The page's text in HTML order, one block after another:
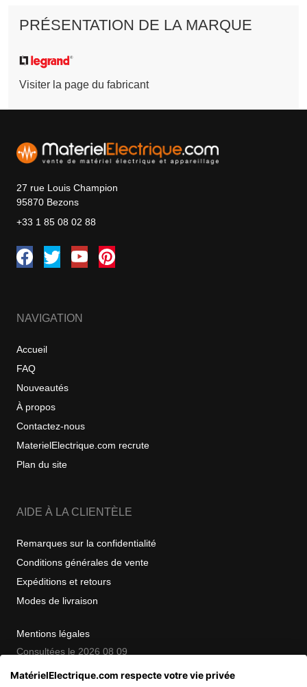
PRÉSENTATION DE LA MARQUE
Visiter la page du fabricant
27 rue Louis Champion
95870 Bezons
+33 1 85 08 02 88
NAVIGATION
Accueil
FAQ
Nouveautés
À propos
Contactez-nous
MaterielElectrique.com recrute
Plan du site
AIDE À LA CLIENTÈLE
Remarques sur la confidentialité
Conditions générales de vente
Expéditions et retours
Modes de livraison
Mentions légales
Consultées le 2026 08 09
MatérielElectrique.com respecte votre vie privée